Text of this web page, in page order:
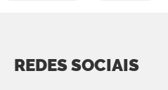
REDES SOCIAIS